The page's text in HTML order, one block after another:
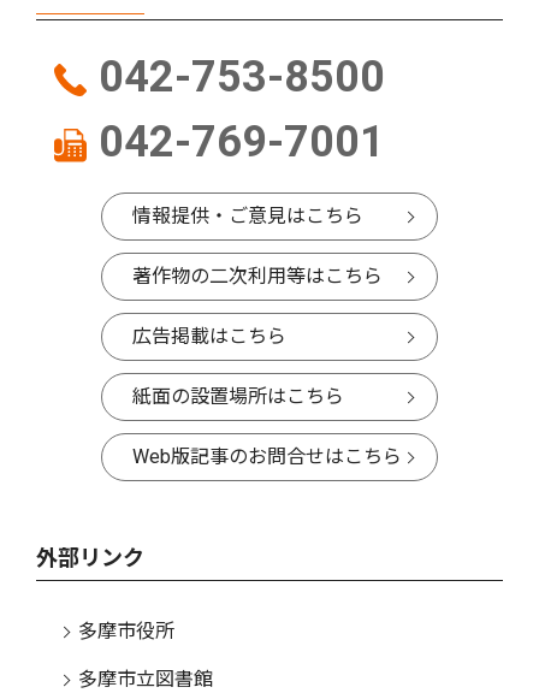
042-753-8500
042-769-7001
情報提供・ご意見はこちら
著作物の二次利用等はこちら
広告掲載はこちら
紙面の設置場所はこちら
Web版記事のお問合せはこちら
外部リンク
多摩市役所
多摩市立図書館